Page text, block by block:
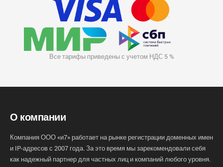
Все тарифы приведены с учетом НДС 5 %
О компании
Компания ООО «и7» работает на рынке регистрации доменных имен
и IP-адресов с 2007 года. За это время мы зарекомендовали себя
как надежный партнер для частных лиц и компаний любого уровня.